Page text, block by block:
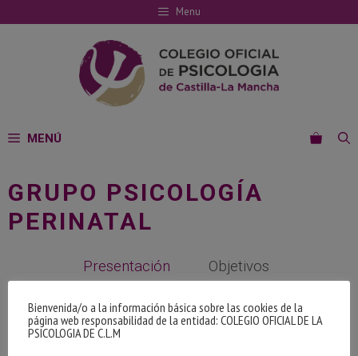
al
Menu
MENÚ
GRUPO PSICOLOGÍA
PERINATAL
Presentación Objetivos
Responsable
Actividades, noticias y enlaces
Bienvenida/o a la información básica sobre las cookies de la
página web responsabilidad de la entidad: COLEGIO OFICIAL DE LA
PSICOLOGIA DE C.L.M